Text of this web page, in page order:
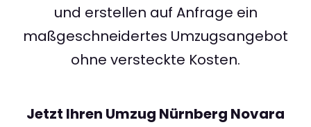
und erstellen auf Anfrage ein
maßgeschneidertes Umzugsangebot
ohne versteckte Kosten.
Jetzt Ihren Umzug Nürnberg Novara